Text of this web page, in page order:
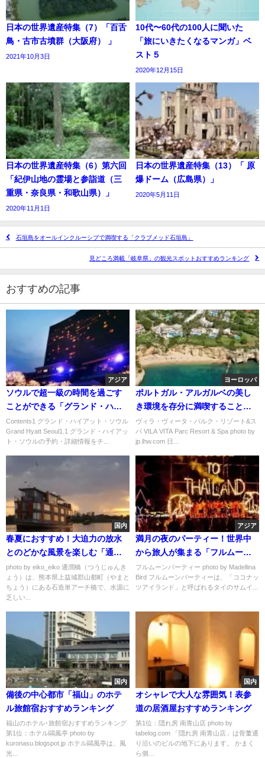
日本の世界遺産特集（7）「百舌
鳥・古市古墳群（大阪府） 」
2021年10月3日
10代〜60代の100人に聞いた
「旅にいきたくなるマンガ」ベ
スト５
2020年12月15日
日本の世界遺産特集（6）第六回
「紀伊山地の霊場と参詣道（三
重県・奈良県・和歌山県）」
2020年11月1日
日本の世界遺産特集（13）「 原
爆ドーム（広島県）」
2020年5月11日
石垣島をオールインクルーシブで満喫する「クラブメッド石垣島」
見どころ満載「岐阜県」の観光スポットおすすめランキング
おすすめの記事
アジア
ソウルで超一級の時間を過ごす
ことができる「グランド・ハイ
アット・ソウル」
Contents1 グランド・ハイアット・ソウル
Grand Hyatt Seoul1.1 グランド・ハイアッ
ト・ソウルの予約・詳細情報をチ...
ヨーロッパ
ポルトガル・アルガルベの美し
き環境を存分に満喫することが
できる「ヴィラ・ヴィータ・パ
ルク・リゾート&スパ」
ヴィラ・ヴィータ・パルク・リゾート&ス
パ VILA VITA Parc Resort & Spa photo by
jp.lhw.com 日...
国内
春夏におすすめ！大迫力の放水
とのどかな風景を楽しむ「通潤
橋」
photo by eiko_eiko 通潤橋（つうじゅんき
ょう）は、熊本県上益城郡山都町（やまと
ちょう）にある石造単アーチ橋で、水源に
乏しい...
アジア
満月の夜のパーティー！世界中
から旅人が集まる「フルムーン
パーティー」が大人気
フルムーンパーティー photo by Madellina
Bird フルムーンパーティーは、「ココナッ
ツアイランド」と呼ばれるタイのサムイ...
国内
備後の中心都市「福山」のホテ
ル旅館宿おすすめランキング
福山のホテル･旅館宿おすすめランキング
第1位：ホテル鷗風亭 photo by
kuronasu.blogspot.jp ホテル鷗風亭は、風
光...
国内
オシャレで大人な雰囲気！表参
道の居酒屋おすすめランキング
第1位：隠れ房 南青山店 photo by
tabelog.com 「隠れ房 南青山店」は骨董通
り沿いのビルの地下にあります。 かまく
ら個...